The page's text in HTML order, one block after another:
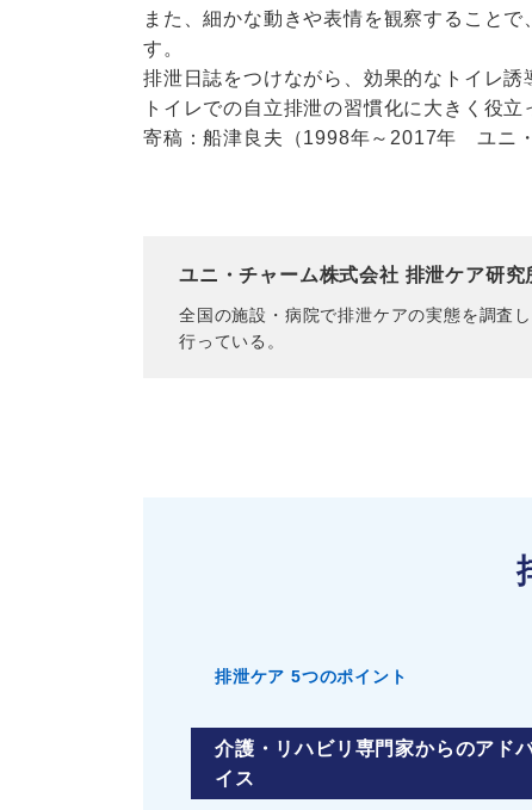
また、細かな動きや表情を観察すること
す。
排泄日誌をつけながら、効果的なトイレ
トイレでの自立排泄の習慣化に大きく役立
寄稿：船津良夫（1998年～2017年 ユニ
ユニ・チャーム株式会社 排泄ケア研究
全国の施設・病院で排泄ケアの実態を調査
行っている。
排泄ケア 5つのポイント
介護・リハビリ専門家からのアド
イス